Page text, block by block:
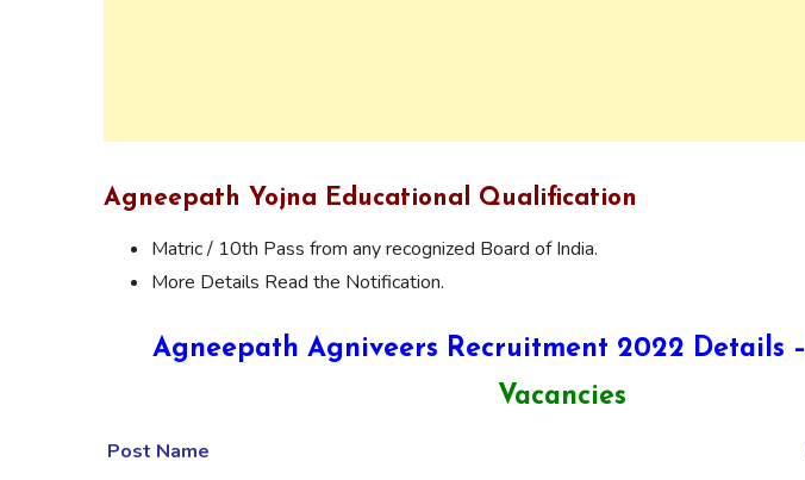
Agneepath Yojna Educational Qualification
Matric / 10th Pass from any recognized Board of India.
More Details Read the Notification.
Agneepath Agniveers Recruitment 2022 Details –
Vacancies
Post Name